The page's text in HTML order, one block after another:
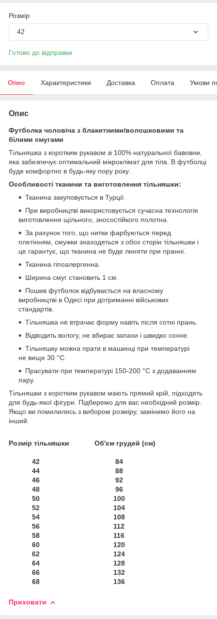
Розмір
42
Готово до відправки
Опис Характеристики Доставка Оплата Умови
Опис
Футболка чоловіча з блакитними/волошковими та
білими смугами
Тільняшка з коротким рукавом зі 100% натуральної бавовни,
яка забезпечує оптимальний мікроклімат для тіла. В футболці
буде комфортно в будь-яку пору року.
Особливості тканини та виготовлення тільняшки:
Тканина закуповується в Турції.
При виробництві використовується сучасна технологія
виготовлення щільного, зносостійкого полотна.
За рахунок того, що нитки фарбуються перед
плетінням, смужки знаходяться з обох сторін тільняшки і
це гарантує, що тканина не буде линяти при пранні.
Тканина гіпоалергенна.
Ширина смуг становить 1 см.
Пошив футболок відбувається на власному
виробництві в Одесі при дотриманні військових
стандартів.
Тільняшка не втрачає форму навіть після сотні прань.
Відводить вологу, не вбирає запахи і швидко сохне.
Тільняшку можна прати в машинці при температурі
не вище 30 °C.
Прасувати при температурі 150-200 °C з додаванням
пару.
Тільняшки з коротким рукавом мають прямий крій, підходять
для будь-якої фігури. Підберемо для вас необхідний розмір.
Якщо ви помилились з вибором розміру, замінимо його на
інший.
Розмір тільняшки Об'єм грудей (см)
42 84
44 88
46 92
48 96
50 100
52 104
54 108
56 112
58 116
60 120
62 124
64 128
66 132
68 136
Приховати